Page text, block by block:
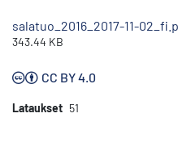
salatuo_2016_2017-11-
343.44 KB
CC BY 4.0
Lataukset 51